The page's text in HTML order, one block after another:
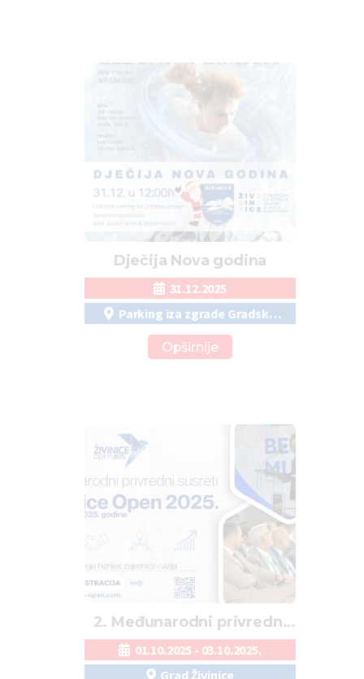
Dječija Nova godina
31.12.2025
Parking iza zgrade Gradske
uprave
Opširnije
2. Međunarodni privredni
susreti: Živinice Open
2025.
01.10.2025 - 03.10.2025.
Grad Živinice